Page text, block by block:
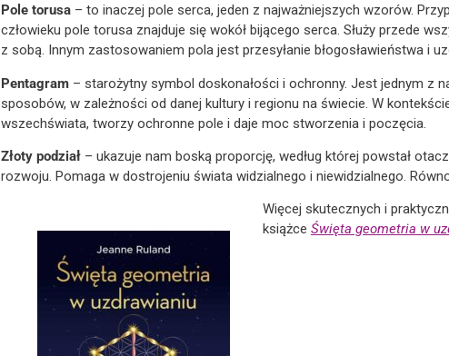
Pole torusa – to inaczej pole serca, jeden z najważniejszych wzorów.
człowieku pole torusa znajduje się wokół bijącego serca. Służy przede
z sobą. Innym zastosowaniem pola jest przesyłanie błogosławieństwa i
Pentagram – starożytny symbol doskonałości i ochronny. Jest jednym z
sposobów, w zależności od danej kultury i regionu na świecie. W
wszechświata, tworzy ochronne pole i daje moc stworzenia i poczęcia.
Złoty podział – ukazuje nam boską proporcję, według której powstał
rozwoju. Pomaga w dostrojeniu świata widzialnego i niewidzialnego.
Więcej skutecznych i
książce Święta geometria w